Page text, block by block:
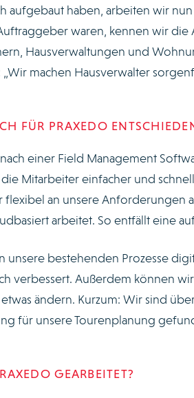
aufgebaut haben, arbeiten wir nun
waren, kennen wir
Hausverwaltungen und
machen Hausverwalter
FÜR PRAXEDO
einer Field Management
Mitarbeiter einfacher und
flexibel an unsere Anforderungen
arbeitet. So entfällt eine
unsere bestehenden Prozesse
verbessert. Außerdem können
ändern. Kurzum: Wir sind
für unsere Tourenplanung
GEARBEITET?